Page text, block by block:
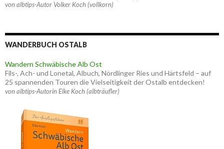
von albtips-Autor Volker Koch (vollkorn)
WANDERBUCH OSTALB
Wandern Schwäbische Alb Ost
Fils-, Ach- und Lonetal, Albuch, Nördlinger Ries und Härtsfeld – auf
25 spannenden Touren die Vielseitigkeit der Ostalb entdecken!
von albtips-Autorin Elke Koch (albträufler)